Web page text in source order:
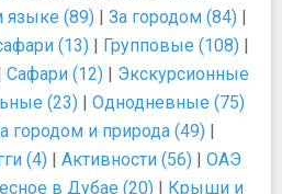
языке (89) | За городом (84) |
(13) | Групповые (108) |
Сафари (12) | Экскурсионные
(23) | Однодневные (75)
городом и природа (49) |
(4) | Активности (56) | ОАЭ
в Дубае (20) | Крыши и